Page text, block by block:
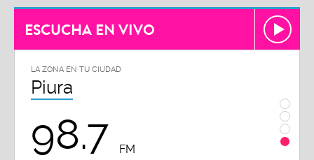
ESCUCHA EN VIVO
LA ZONA EN TU CIUDAD
Arequipa
95.9 FM